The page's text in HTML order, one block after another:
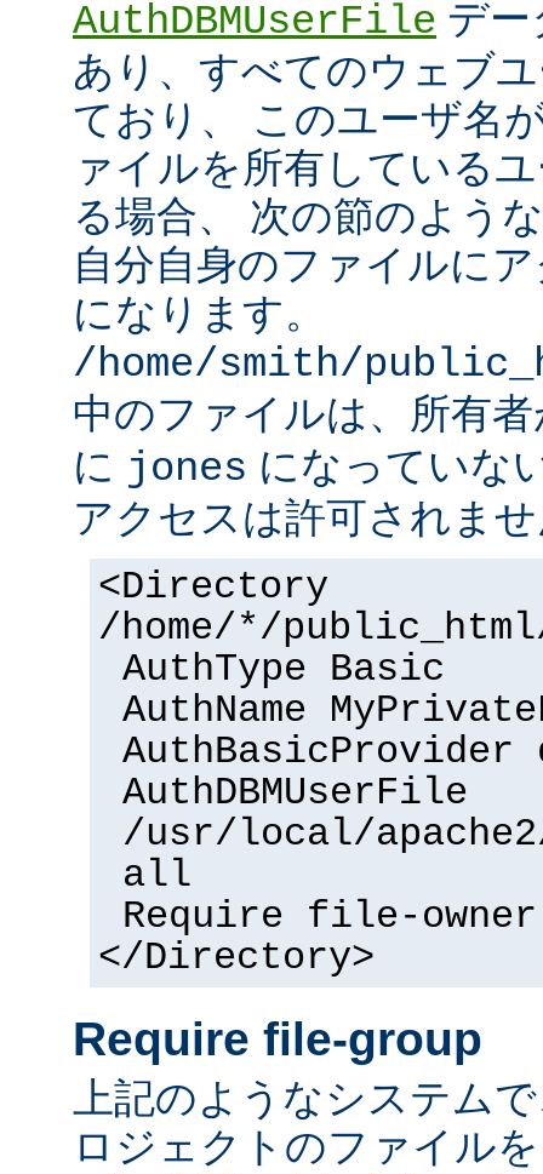
AuthDBMUserFile デ
あり、すべてのウェブ
ており、 このユーザ名
ァイルを所有している
る場合、 次の節のよう
自分自身のファイルに
になります。
/home/smith/
中のファイルは、所有
に jones になっていな
アクセスは許可されま
<Directory
/home/*/
AuthType Basic
AuthName
AuthBasicProvider
AuthDBMUserFile
/usr/local/
all
Require file-owner
</Directory>
Require file-group
上記のようなシステム
ロジェクトのファイルを